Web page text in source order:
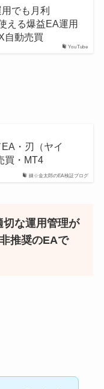
YouTube
用でも月利
える爆益EA運用
自動売買
錬☆金太郎のEA検証ブログ
・刃（ヤイ
買・MT4
な運用管理が
推奨のEAで